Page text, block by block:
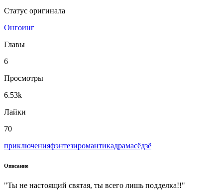
Статус оригинала
Онгоинг
Главы
6
Просмотры
6.53k
Лайки
70
приключенияфэнтезиромантикадрамасёдзё
Описание
"Ты не настоящий святая, ты всего лишь подделка!!"